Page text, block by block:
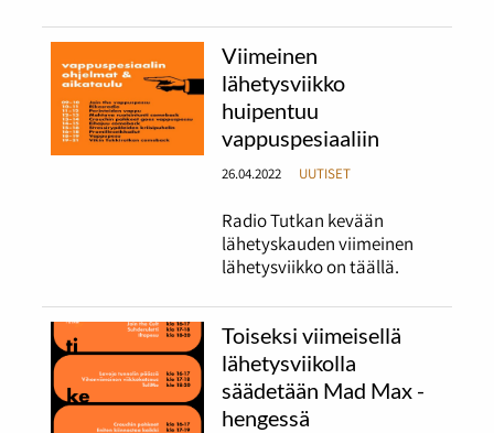
Viimeinen
lähetysviikko
huipentuu
vappuspesiaaliin
26.04.2022 UUTISET
Radio Tutkan kevään
lähetyskauden viimeinen
lähetysviikko on täällä.
Toiseksi viimeisellä
lähetysviikolla
säädetään Mad Max -
hengessä